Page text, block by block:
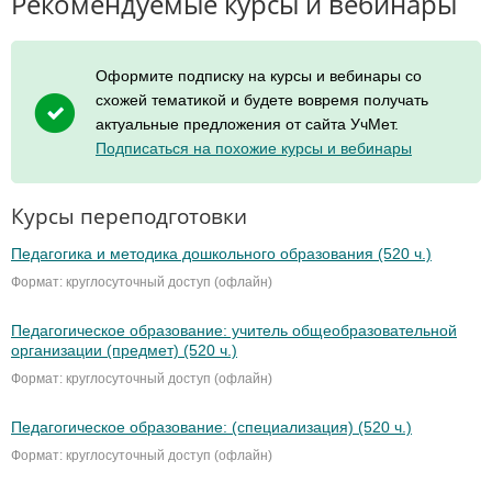
Оформите подписку на курсы и вебинары со
схожей тематикой и будете вовремя получать
актуальные предложения от сайта УчМет.
Подписаться на похожие курсы и вебинары
Курсы переподготовки
Педагогика и методика дошкольного образования (520 ч.)
Формат: круглосуточный доступ (офлайн)
Педагогическое образование: учитель общеобразовательной
организации (предмет) (520 ч.)
Формат: круглосуточный доступ (офлайн)
Педагогическое образование: (специализация) (520 ч.)
Формат: круглосуточный доступ (офлайн)